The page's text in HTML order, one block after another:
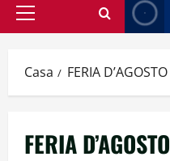
Menù
Casa FERIA D’AGOSTO
FERIA D’AGOSTO